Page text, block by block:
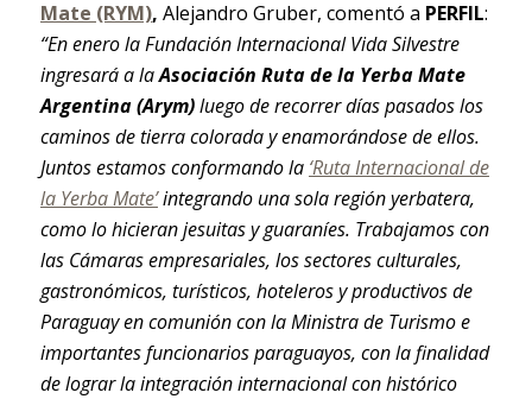
Mate (RYM), Alejandro Gruber, comentó a PERFIL:
“En enero la Fundación Internacional Vida Silvestre
ingresará a laAsociación Ruta de la Yerba Mate
Argentina (Arym)luego de recorrer días pasados los
caminos de tierra colorada y enamorándose de ellos.
Juntos estamos conformando la ‘Ruta Internacional de
la Yerba Mate’integrando una sola región yerbatera,
como lo hicieran jesuitas y guaraníes. Trabajamos con
las Cámaras empresariales, los sectores culturales,
gastronómicos, turísticos, hoteleros y productivos de
Paraguay en comunión con la Ministra de Turismo e
importantes funcionarios paraguayos, con la finalidad
de lograr la integración internacional con histórico